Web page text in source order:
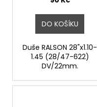
DO KOŠÍKU
Duše RALSON 28"x1.10-
1.45 (28/47-622)
DV/22mm.